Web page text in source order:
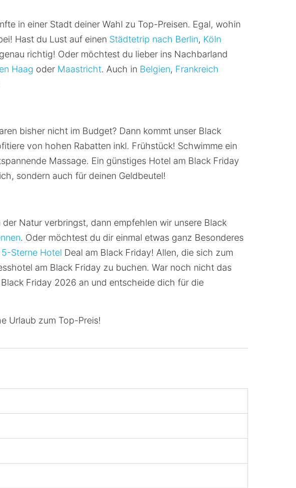
in einer Stadt deiner Wahl zu Top-Preisen. Egal, wohin
Hast du Lust auf einen Städtetrip nach Berlin, Köln
richtig! Oder möchtest du lieber ins Nachbarland
Haag oder Maastricht. Auch in Belgien, Frankreich
bisher nicht im Budget? Dann kommt unser Black
von hohen Rabatten inkl. Frühstück! Schwimme ein
Massage. Ein günstiges Hotel am Black Friday
sondern auch für deinen Geldbeutel!
Natur verbringst, dann empfehlen wir unsere Black
. Oder möchtest du dir einmal etwas ganz Besonderes
5-Sterne Hotel Deal am Black Friday! Allen, die sich zum
am Black Friday zu buchen. War noch nicht das
Friday 2026 an und entscheide dich für die
Urlaub zum Top-Preis!